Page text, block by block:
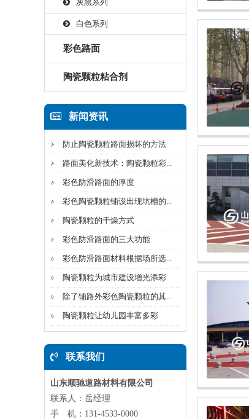
灰黑系列
白色系列
彩色路面
陶瓷颗粒粘合剂
新闻资讯
防止陶瓷颗粒路面损坏的方法
路面美化新技术：陶瓷颗粒彩...
彩色防滑路面的厚度
彩色陶瓷颗粒铺设出现坑槽的...
陶瓷颗粒的干燥方式
彩色防滑路面的三大功能
彩色防滑路面材料根据场所选...
陶瓷颗粒为城市建设增光添彩
除了铺路外彩色陶瓷颗粒的其...
陶瓷颗粒让幼儿园丰富多彩
联系我们
山东顺驰道路材料有限公司
联系人：岳经理
手 机：131-4533-0000